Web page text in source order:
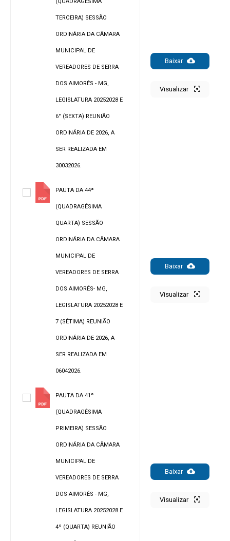
TERCEIRA) SESSÃO
ORDINÁRIA DA CÂMARA
MUNICIPAL DE
VEREADORES DE SERRA
DOS AIMORÉS - MG,
LEGISLATURA 20252028 E
6° (SEXTA) REUNIÃO
ORDINÁRIA DE 2026, A
SER REALIZADA EM
30032026.
Baixar
Visualizar
PAUTA DA 44ª
(QUADRAGÉSIMA
QUARTA) SESSÃO
ORDINÁRIA DA CÂMARA
MUNICIPAL DE
VEREADORES DE SERRA
DOS AIMORÉS- MG,
LEGISLATURA 20252028 E
7 (SÉTIMA) REUNIÃO
ORDINÁRIA DE 2026, A
SER REALIZADA EM
06042026.
Baixar
Visualizar
PAUTA DA 41ª
(QUADRAGĖSIMA
PRIMEIRA) SESSÃO
ORDINÁRIA DA CÂMARA
MUNICIPAL DE
VEREADORES DE SERRA
DOS AIMORÉS - MG,
LEGISLATURA 20252028 E
4º (QUARTA) REUNIÃO
Baixar
Visualizar